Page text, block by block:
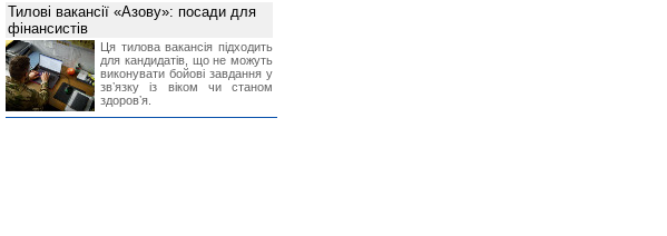
Тилові вакансії «Азову»: посади для
фінансистів
Ця тилова вакансія підходить
для кандидатів, що не можуть
виконувати бойові завдання у
звʼязку із віком чи станом
здоровʼя.